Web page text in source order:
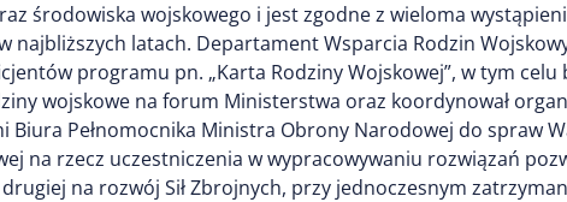
środowiska wojskowego i jest zgodne z wieloma
najbliższych latach. Departament Wsparcia Rodzin
programu pn. „Karta Rodziny Wojskowej”, w tym
wojskowe na forum Ministerstwa oraz koordynował
Pełnomocnika Ministra Obrony Narodowej do spraw
na rzecz uczestniczenia w wypracowywaniu rozwiązań
na rozwój Sił Zbrojnych, przy jednoczesnym